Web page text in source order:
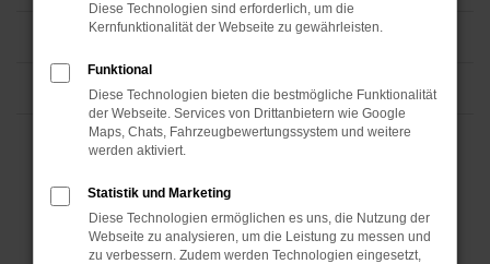
Diese Technologien sind erforderlich, um die
Kernfunktionalität der Webseite zu gewährleisten.
Funktional
Diese Technologien bieten die bestmögliche Funktionalität
der Webseite. Services von Drittanbietern wie Google
Maps, Chats, Fahrzeugbewertungssystem und weitere
werden aktiviert.
Statistik und Marketing
Diese Technologien ermöglichen es uns, die Nutzung der
Webseite zu analysieren, um die Leistung zu messen und
zu verbessern. Zudem werden Technologien eingesetzt,